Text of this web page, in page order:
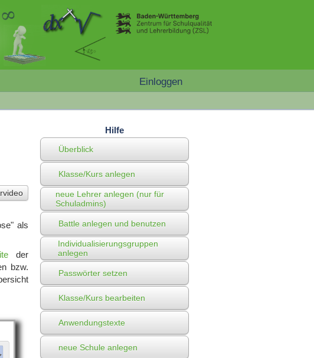
Einloggen
Hilfe
Überblick
Klasse/Kurs anlegen
neue Lehrer anlegen (nur für
Schuladmins)
Battle anlegen und benutzen
Individualisierungsgruppen
anlegen
Passwörter setzen
Klasse/Kurs bearbeiten
Anwendungstexte
neue Schule anlegen
als
der
bzw.